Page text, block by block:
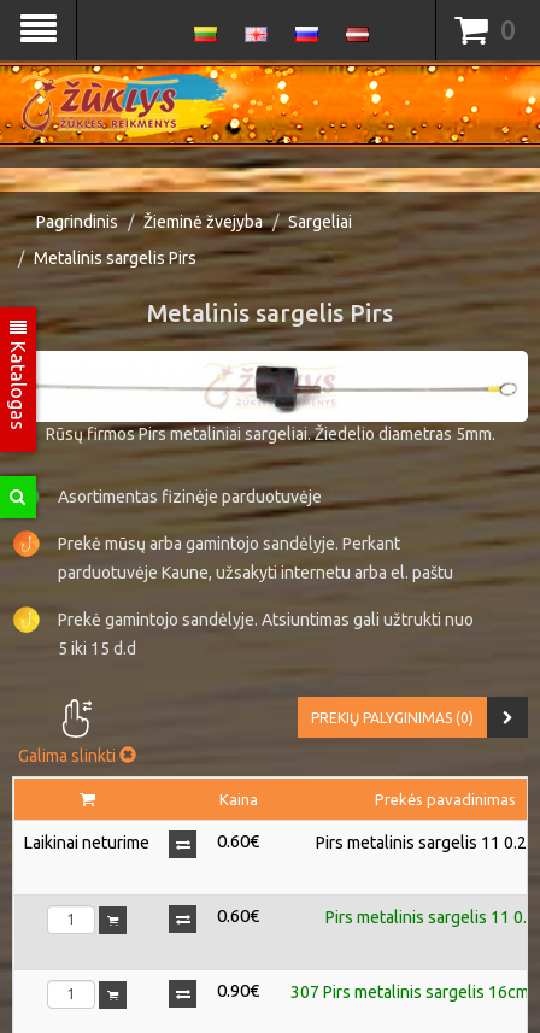
Katalogas
0
Pagrindinis Žieminė žvejyba
Sargeliai
Metalinis sargelis Pirs
Metalinis sargelis Pirs
Rūsų firmos Pirs metaliniai sargeliai. Žiedelio diametras 5mm.
Asortimentas fizinėje parduotuvėje
Prekė mūsų arba gamintojo sandėlyje. Perkant
parduotuvėje Kaune, užsakyti internetu arba el. paštu
Prekė gamintojo sandėlyje. Atsiuntimas gali užtrukti nuo
5 iki 15 d.d
PREKIŲ PALYGINIMAS (0)
Galima slinkti
Kaina Prekės pavadinimas
Laikinai neturime 0.60€ Pirs metalinis sargelis 11
0.60€ Pirs metalinis sargelis 11
0.90€ 307 Pirs metalinis sargelis 16cm